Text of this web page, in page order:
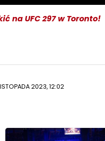
na UFC 297 w Toronto!
2023, 12:02